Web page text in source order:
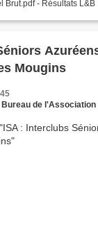
BRUT - Résultats L&B Noël
Mougins
de l'Association